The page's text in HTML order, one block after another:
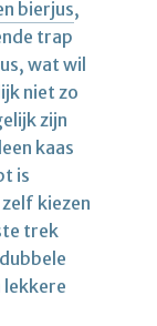
bierjus,
trap
wat wil
niet zo
zijn
kaas
is
kiezen
trek
lekkere